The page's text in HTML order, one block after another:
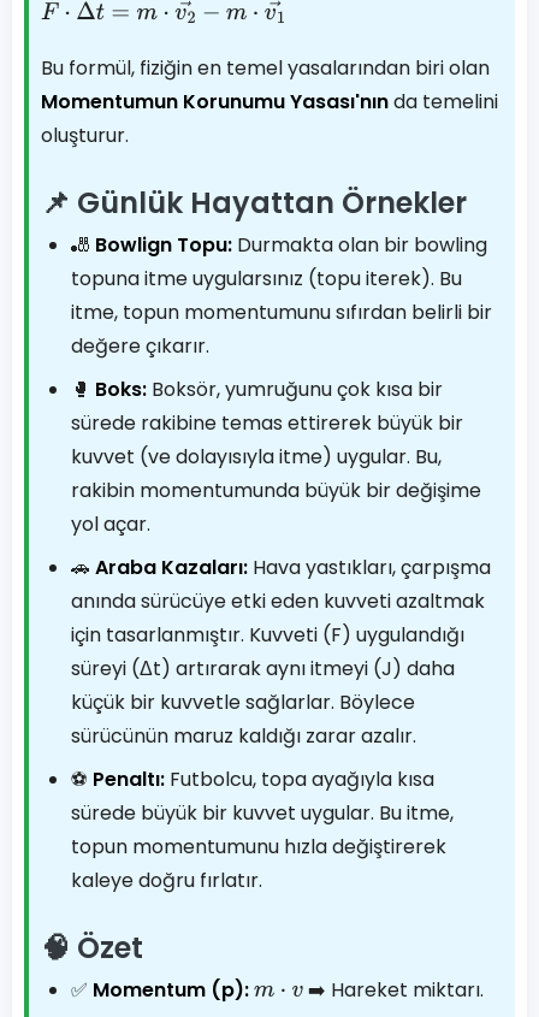
F→ Δt=m ⋅v2 →−m⋅v 1→
Bu formül, fiziğin en temel yasalarından biri olan
Momentumun Korunumu Yasası'nında temelini
oluşturur.
📌 Günlük Hayattan Örnekler
🎳 Bowlign Topu: Durmakta olan bir bowling
topuna itme uygularsınız (topu iterek). Bu
itme, topun momentumunu sıfırdan belirli bir
değere çıkarır.
🥊 Boks: Boksör, yumruğunu çok kısa bir
sürede rakibine temas ettirerek büyük bir
kuvvet (ve dolayısıyla itme) uygular. Bu,
rakibin momentumunda büyük bir değişime
yol açar.
🚗 Araba Kazaları: Hava yastıkları, çarpışma
anında sürücüye etki eden kuvveti azaltmak
için tasarlanmıştır. Kuvveti (F) uygulandığı
süreyi (Δt) artırarak aynı itmeyi (J) daha
küçük bir kuvvetle sağlarlar. Böylece
sürücünün maruz kaldığı zarar azalır.
⚽ Penaltı: Futbolcu, topa ayağıyla kısa
sürede büyük bir kuvvet uygular. Bu itme,
topun momentumunu hızla değiştirerek
kaleye doğru fırlatır.
🧠 Özet
✅ Momentum (p):m⋅ v
➡️ Hareket miktarı.